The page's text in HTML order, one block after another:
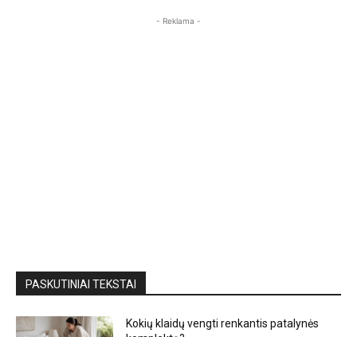
- Reklama -
PASKUTINIAI TEKSTAI
Kokių klaidų vengti renkantis patalynės